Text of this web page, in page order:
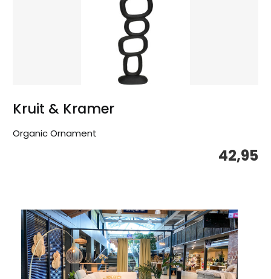
Kruit & Kramer
Organic Ornament
42,95